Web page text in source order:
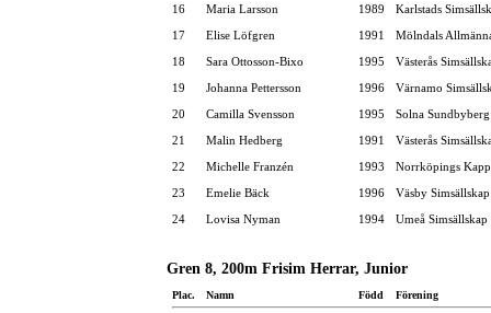
16
Maria Larsson 1989
Karlstads
17
Elise Löfgren 1991
Mölndals
18
Sara Ottosson-Bixo 1995
Västerås
19
Johanna Pettersson 1996
Värnamo
20
Camilla Svensson 1995
Solna
21
Malin Hedberg 1991
Västerås
22
Michelle Franzén 1993
Norrköpings
23
Emelie Bäck 1996
Väsby Simsällskap
24
Lovisa Nyman 1994 Umeå Simsällskap
Gren 8, 200m Frisim Herrar, Junior
Plac. Namn Född Förening